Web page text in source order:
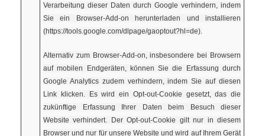
Verarbeitung dieser Daten durch Google verhindern, indem
Sie ein Browser-Add-on herunterladen und installieren
(https://tools.google.com/dlpage/gaoptout?hl=de).
Alternativ zum Browser-Add-on, insbesondere bei Browsern
auf mobilen Endgeräten, können Sie die Erfassung durch
Google Analytics zudem verhindern, indem Sie auf diesen
Link klicken. Es wird ein Opt-out-Cookie gesetzt, das die
zukünftige Erfassung Ihrer Daten beim Besuch dieser
Website verhindert. Der Opt-out-Cookie gilt nur in diesem
Browser und nur für unsere Website und wird auf Ihrem Gerät